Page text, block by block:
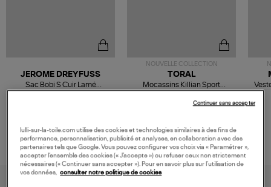
JEROME DREYFUSS
Sac Bobi S Cuir Lamé
Champagne
NOUVELLE COLLECTION
TORAL
Mocassins Killian Sport
Mousse
lulli-sur-la-toile.com utilise des cookies et technologies similaires à des fins de
performance, personnalisation, publicité et analyses, en collaboration avec des
partenaires tels que Google. Vous pouvez configurer vos choix via « Paramétrer »,
accepter l’ensemble des cookies (« J’accepte ») ou refuser ceux non strictement
nécessaires (« Continuer sans accepter »). Pour en savoir plus sur l’utilisation de
vos données,
consulter notre politique de cookies
Continuer sans accepter